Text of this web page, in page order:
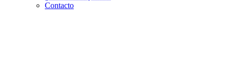
Contacto